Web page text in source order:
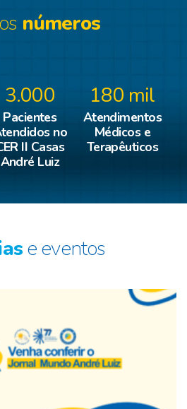
números
3.000
Pacientes
no
II Casas
André Luiz
180 mil
Atendimentos
Médicos e
Terapêuticos
e eventos